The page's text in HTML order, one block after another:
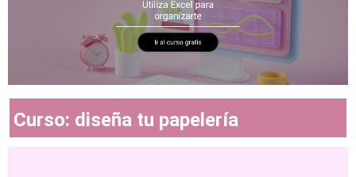
Curso: diseña tu papelería